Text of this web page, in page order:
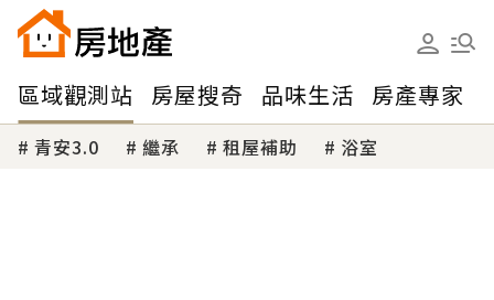
區域觀測站 房屋搜奇 品味生活 房產專家
青安3.0 繼承 租屋補助 浴室